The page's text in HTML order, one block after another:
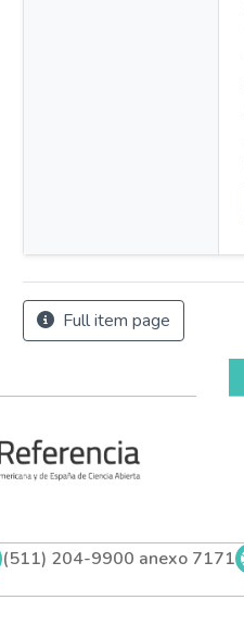
Full item page
(511) 204-9900 anexo 7171